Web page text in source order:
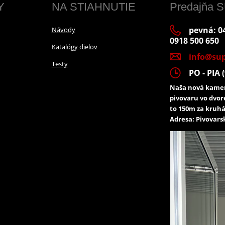
NA STIAHNUTIE
Návody
Katalógy dielov
Testy
Predajňa
pevná:
0918 500 650
PO - PIA
Naša nová
pivovaru vo
to 150m za
Adresa: